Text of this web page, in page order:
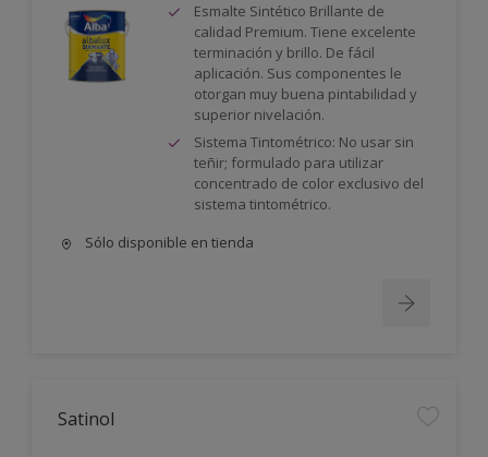
Esmalte Sintético Brillante de
calidad Premium. Tiene excelente
terminación y brillo. De fácil
aplicación. Sus componentes le
otorgan muy buena pintabilidad y
superior nivelación.
Sistema Tintométrico: No usar sin
teñir; formulado para utilizar
concentrado de color exclusivo del
sistema tintométrico.
Sólo disponible en tienda
Satinol